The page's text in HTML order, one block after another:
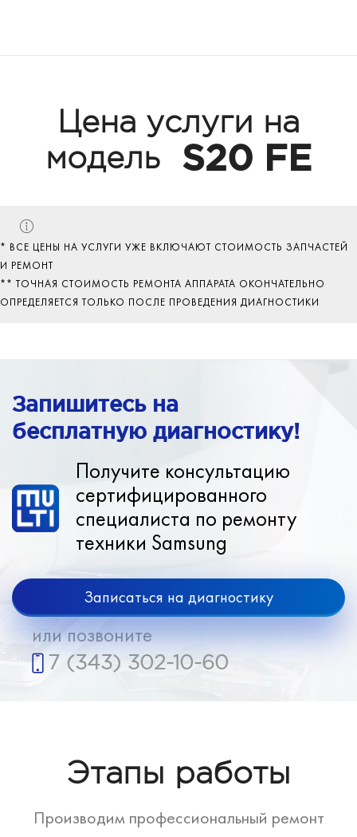
Цена услуги на
модель
S20 FE
* ВСЕ ЦЕНЫ НА УСЛУГИ УЖЕ ВКЛЮЧАЮТ СТОИМОСТЬ ЗАПЧАСТЕЙ
И РЕМОНТ
** ТОЧНАЯ СТОИМОСТЬ РЕМОНТА АППАРАТА ОКОНЧАТЕЛЬНО
ОПРЕДЕЛЯЕТСЯ ТОЛЬКО ПОСЛЕ ПРОВЕДЕНИЯ ДИАГНОСТИКИ
Запишитесь на
бесплатную диагностику!
Получите консультацию
сертифицированного
специалиста по ремонту
техники Samsung
Записаться на диагностику
или позвоните
7 (343) 302-10-60
Этапы работы
Производим профессиональный ремонт